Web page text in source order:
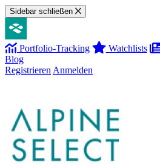
Sidebar schließen
Portfolio-Tracking Watchlists
Blog
Registrieren Anmelden